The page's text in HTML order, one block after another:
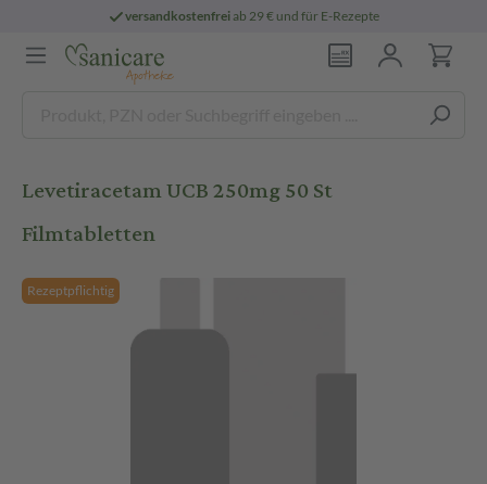
versandkostenfreiab 29 € und für E-Rezepte
Levetiracetam UCB 250mg 50 St
Filmtabletten
Rezeptpflichtig